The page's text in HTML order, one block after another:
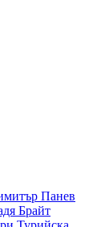
Панев
Брайт